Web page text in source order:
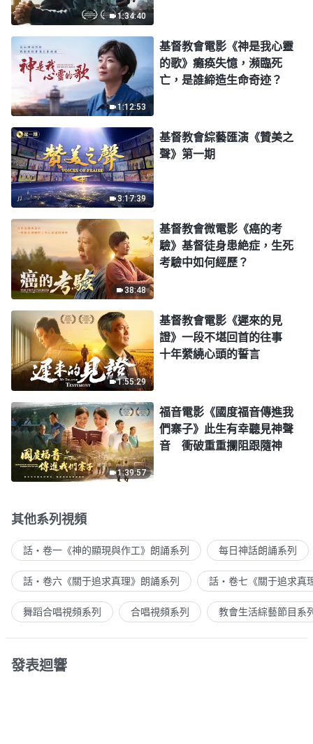
1:34:40
1:12:53
基督教會電影《神是我心靈
的歌》癱痪失憶，瀕臨死
亡，是誰締造生命奇迹？
3:17:39
基督教會綜藝匯演《贊美之
聲》第一期
38:48
基督教會微電影《癌的考
驗》基督徒身患絶症，生死
考驗中如何經歷？
1:55:29
基督教會電影《遲來的見
證》一段不堪回首的往事
十年縈繞心頭的誓言
1:39:57
福音電影《國度福音傳進我
們寨子》此生有幸聽見神聲
音 衝破重重攔阻跟隨神
其他系列視頻
話・卷一《神的顯現與作工》朗誦系列 每日神話朗誦系列
話・卷六《關于追求真理》朗誦系列 話・卷七《關于追求真
舞蹈合唱視頻系列 合唱視頻系列 教會生活綜藝節目系
發表迴響